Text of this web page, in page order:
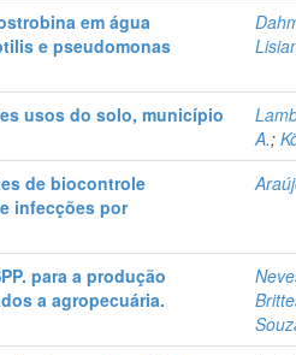
em água
e pseudomonas
usos do solo, município
A.;
de biocontrole
infecções por
para a produção
a agropecuária.